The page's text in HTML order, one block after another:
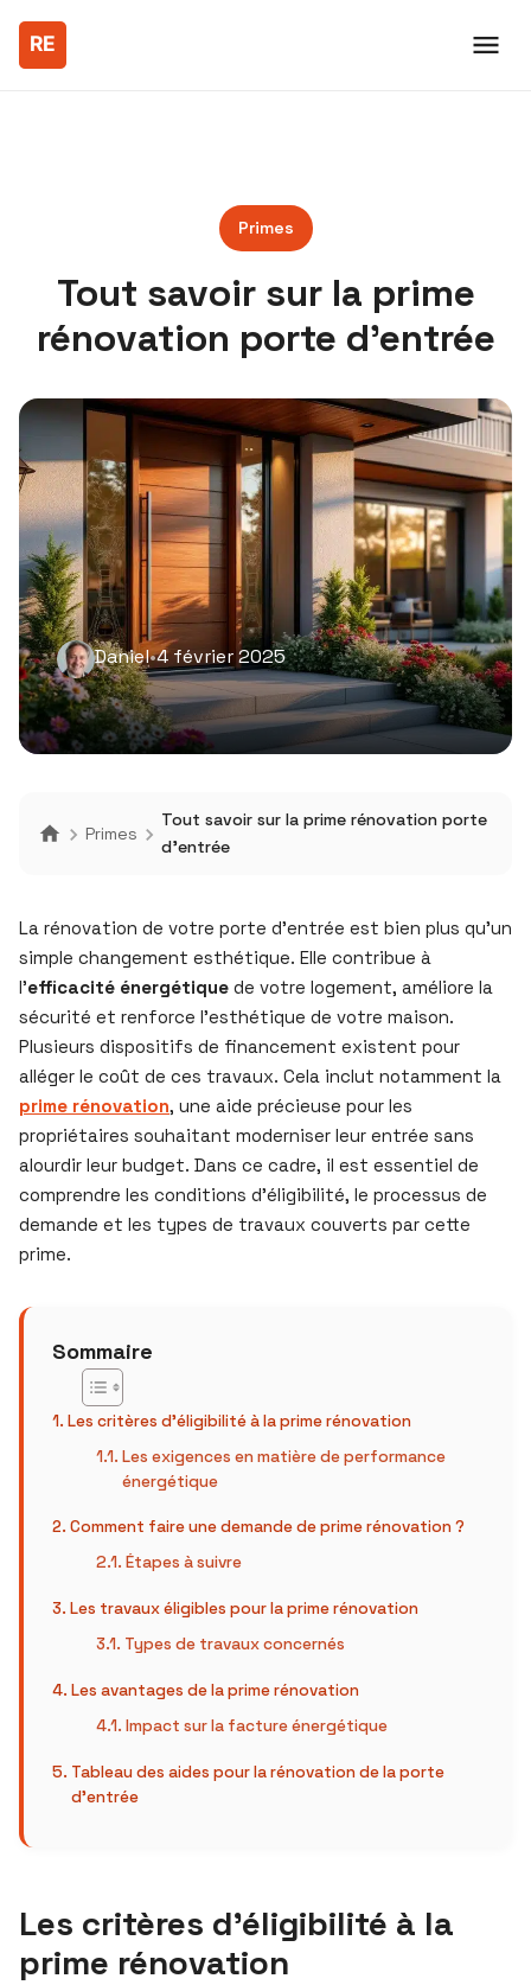
Primes
Tout savoir sur la prime
rénovation porte d’entrée
Daniel•4 février 2025
Primes
Tout savoir sur la prime rénovation porte
d’entrée
La rénovation de votre porte d’entrée est bien plus qu’un
simple changement esthétique. Elle contribue à
l’efficacité énergétique de votre logement, améliore la
sécurité et renforce l’esthétique de votre maison.
Plusieurs dispositifs de financement existent pour
alléger le coût de ces travaux. Cela inclut notamment la
prime rénovation, une aide précieuse pour les
propriétaires souhaitant moderniser leur entrée sans
alourdir leur budget. Dans ce cadre, il est essentiel de
comprendre les conditions d’éligibilité, le processus de
demande et les types de travaux couverts par cette
prime.
Sommaire
Les critères d’éligibilité à la prime rénovation
Les exigences en matière de performance
énergétique
Comment faire une demande de prime rénovation ?
Étapes à suivre
Les travaux éligibles pour la prime rénovation
Types de travaux concernés
Les avantages de la prime rénovation
Impact sur la facture énergétique
Tableau des aides pour la rénovation de la porte
d’entrée
Les critères d’éligibilité à la
prime rénovation